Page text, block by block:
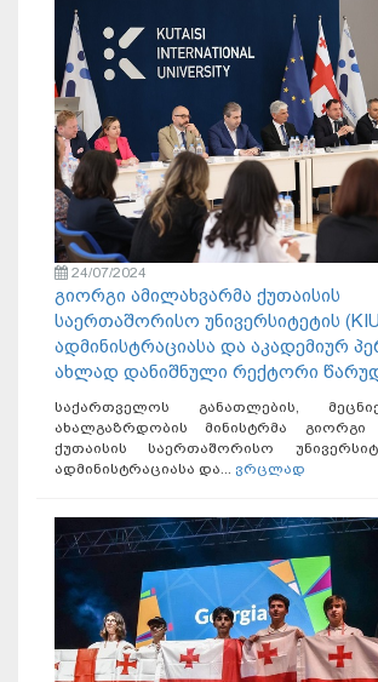
24/07/2024
გიორგი ამილახვარმა ქუთაისის
საერთაშორისო უნივერსიტეტის
ადმინისტრაციასა და აკადემიურ
ახლად დანიშნული რექტორი
საქართველოს განათლების,
ახალგაზრდობის მინისტრმა გიორგი
ქუთაისის საერთაშორისო
ადმინისტრაციასა და... ვრცლად